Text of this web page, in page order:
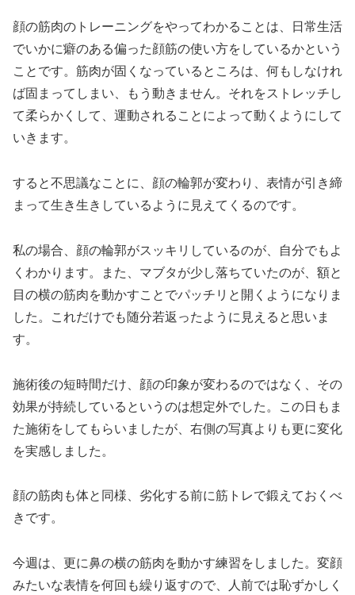
顔の筋肉のトレーニングをやってわかることは、日常生活
でいかに癖のある偏った顔筋の使い方をしているかという
ことです。筋肉が固くなっているところは、何もしなけれ
ば固まってしまい、もう動きません。それをストレッチし
て柔らかくして、運動されることによって動くようにして
いきます。
すると不思議なことに、顔の輪郭が変わり、表情が引き締
まって生き生きしているように見えてくるのです。
私の場合、顔の輪郭がスッキリしているのが、自分でもよ
くわかります。また、マブタが少し落ちていたのが、額と
目の横の筋肉を動かすことでパッチリと開くようになりま
した。これだけでも随分若返ったように見えると思いま
す。
施術後の短時間だけ、顔の印象が変わるのではなく、その
効果が持続しているというのは想定外でした。この日もま
た施術をしてもらいましたが、右側の写真よりも更に変化
を実感しました。
顔の筋肉も体と同様、劣化する前に筋トレで鍛えておくべ
きです。
今週は、更に鼻の横の筋肉を動かす練習をしました。変顔
みたいな表情を何回も繰り返すので、人前では恥ずかしく